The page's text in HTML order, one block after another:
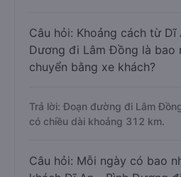
Câu hỏi: Khoảng cách từ Dĩ
Dương đi Lâm Đồng là bao
chuyển bằng xe khách?
Trả lời: Đoạn đường đi Lâm
có chiều dài khoảng 312 km.
Câu hỏi: Mỗi ngày có bao